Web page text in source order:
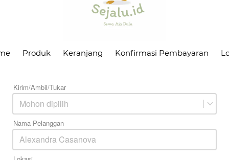
Produk Keranjang Konfirmasi Pembayaran
Kirim/Ambil/Tukar
Mohon dipilih
Nama Pelanggan